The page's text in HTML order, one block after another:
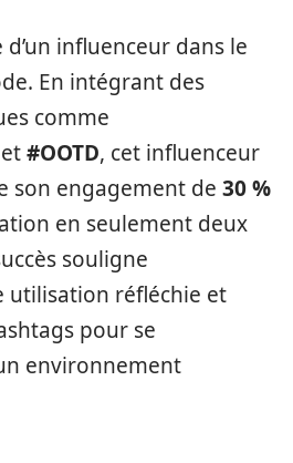
d’un influenceur dans le
En intégrant des
comme
et#OOTD, cet influenceur
son engagement de 30 %
en seulement deux
souligne
utilisation réfléchie et
pour se
environnement